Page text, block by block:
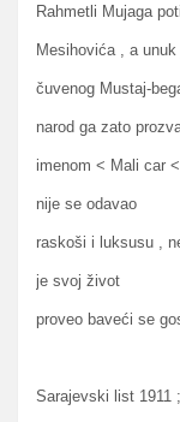
Rahmetli Mujaga
Mesihovića , a unuk
čuvenog Mustaj-
narod ga zato
imenom < Mali car
nije se odavao
raskoši i luksusu ,
je svoj život
proveo baveći se
Sarajevski list 1911 ;